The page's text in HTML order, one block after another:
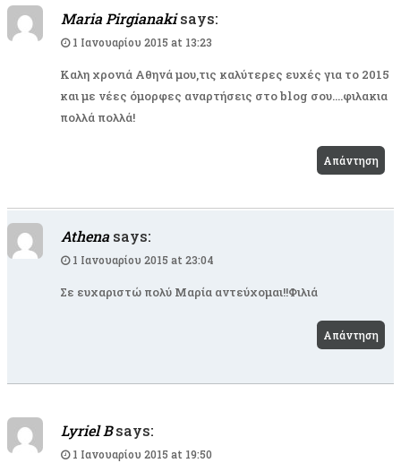
Maria Pirgianaki says:
1 Ιανουαρίου 2015 at 13:23
Καλη χρονιά Αθηνά μου,τις καλύτερες ευχές για το 2015
και με νέες όμορφες αναρτήσεις στο blog σου….φιλακια
πολλά πολλά!
Απάντηση
Athena says:
1 Ιανουαρίου 2015 at 23:04
Σε ευχαριστώ πολύ Μαρία αντεύχομαι!!Φιλιά
Απάντηση
Lyriel B says:
1 Ιανουαρίου 2015 at 19:50